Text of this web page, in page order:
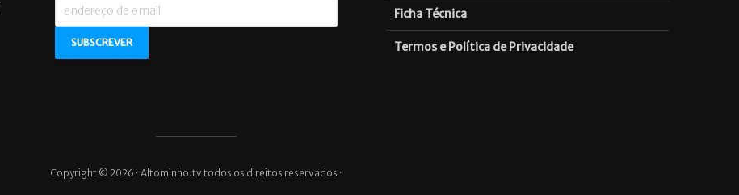
Ficha Técnica
Termos e Política de Privacidade
Copyright © 2026 · Altominho.tv todos os direitos reservados ·